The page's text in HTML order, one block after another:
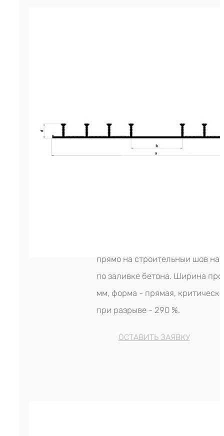
бетонирования в конструкциях
промышленного и
Данный материал является
прямо на строительный шов на
по заливке бетона. Ширина
мм, форма - прямая,
при разрыве - 290 %.
ОСТАВИТЬ ЗАЯВКУ